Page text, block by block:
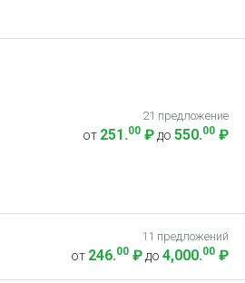
21 предложение
от 251.00 ₽ до 550.00 ₽
11 предложений
от 246.00 ₽ до 4,000.00 ₽